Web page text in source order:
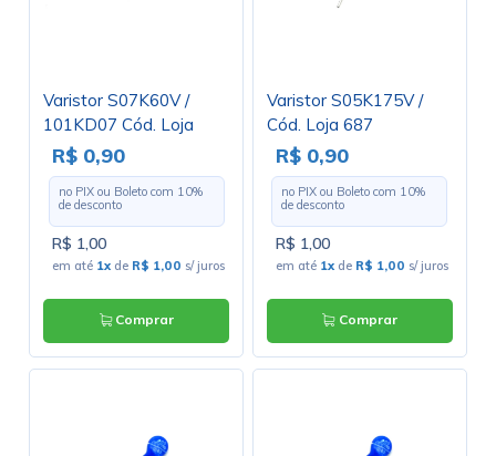
Varistor S07K60V /
101KD07 Cód. Loja
3038
R$ 0,90
no PIX ou Boleto com 10%
de desconto
R$ 1,00
em até 1x de R$ 1,00 s/ juros
Comprar
Varistor S05K175V /
Cód. Loja 687
R$ 0,90
no PIX ou Boleto com 10%
de desconto
R$ 1,00
em até 1x de R$ 1,00 s/ juros
Comprar